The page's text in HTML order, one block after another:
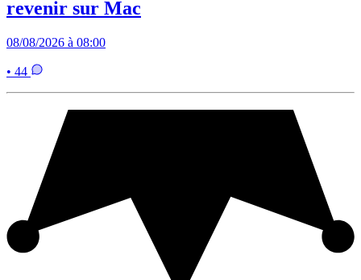
revenir sur Mac
08/08/2026 à 08:00
• 44